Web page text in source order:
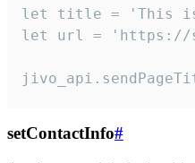
let title = 'This is
let url = 'https://
setContactInfo#